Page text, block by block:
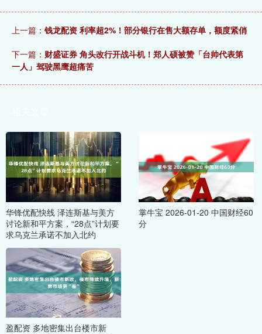
上一篇： 钱龙配资 利率超2%！部分银行在售大额存单，额度紧俏
下一篇： 财盛证券 角头改行开战斗机！郑人硕被赞「台帅代表第
一人」驾驶黑鹰超痛苦
华锋优配快线 泽连斯基与美方
讨论新和平方案，“28点”计划要
求乌克兰承诺不加入北约
掌牛宝 2026-01-20 中国财经60
分
盈配资 多地密集出台楼市新